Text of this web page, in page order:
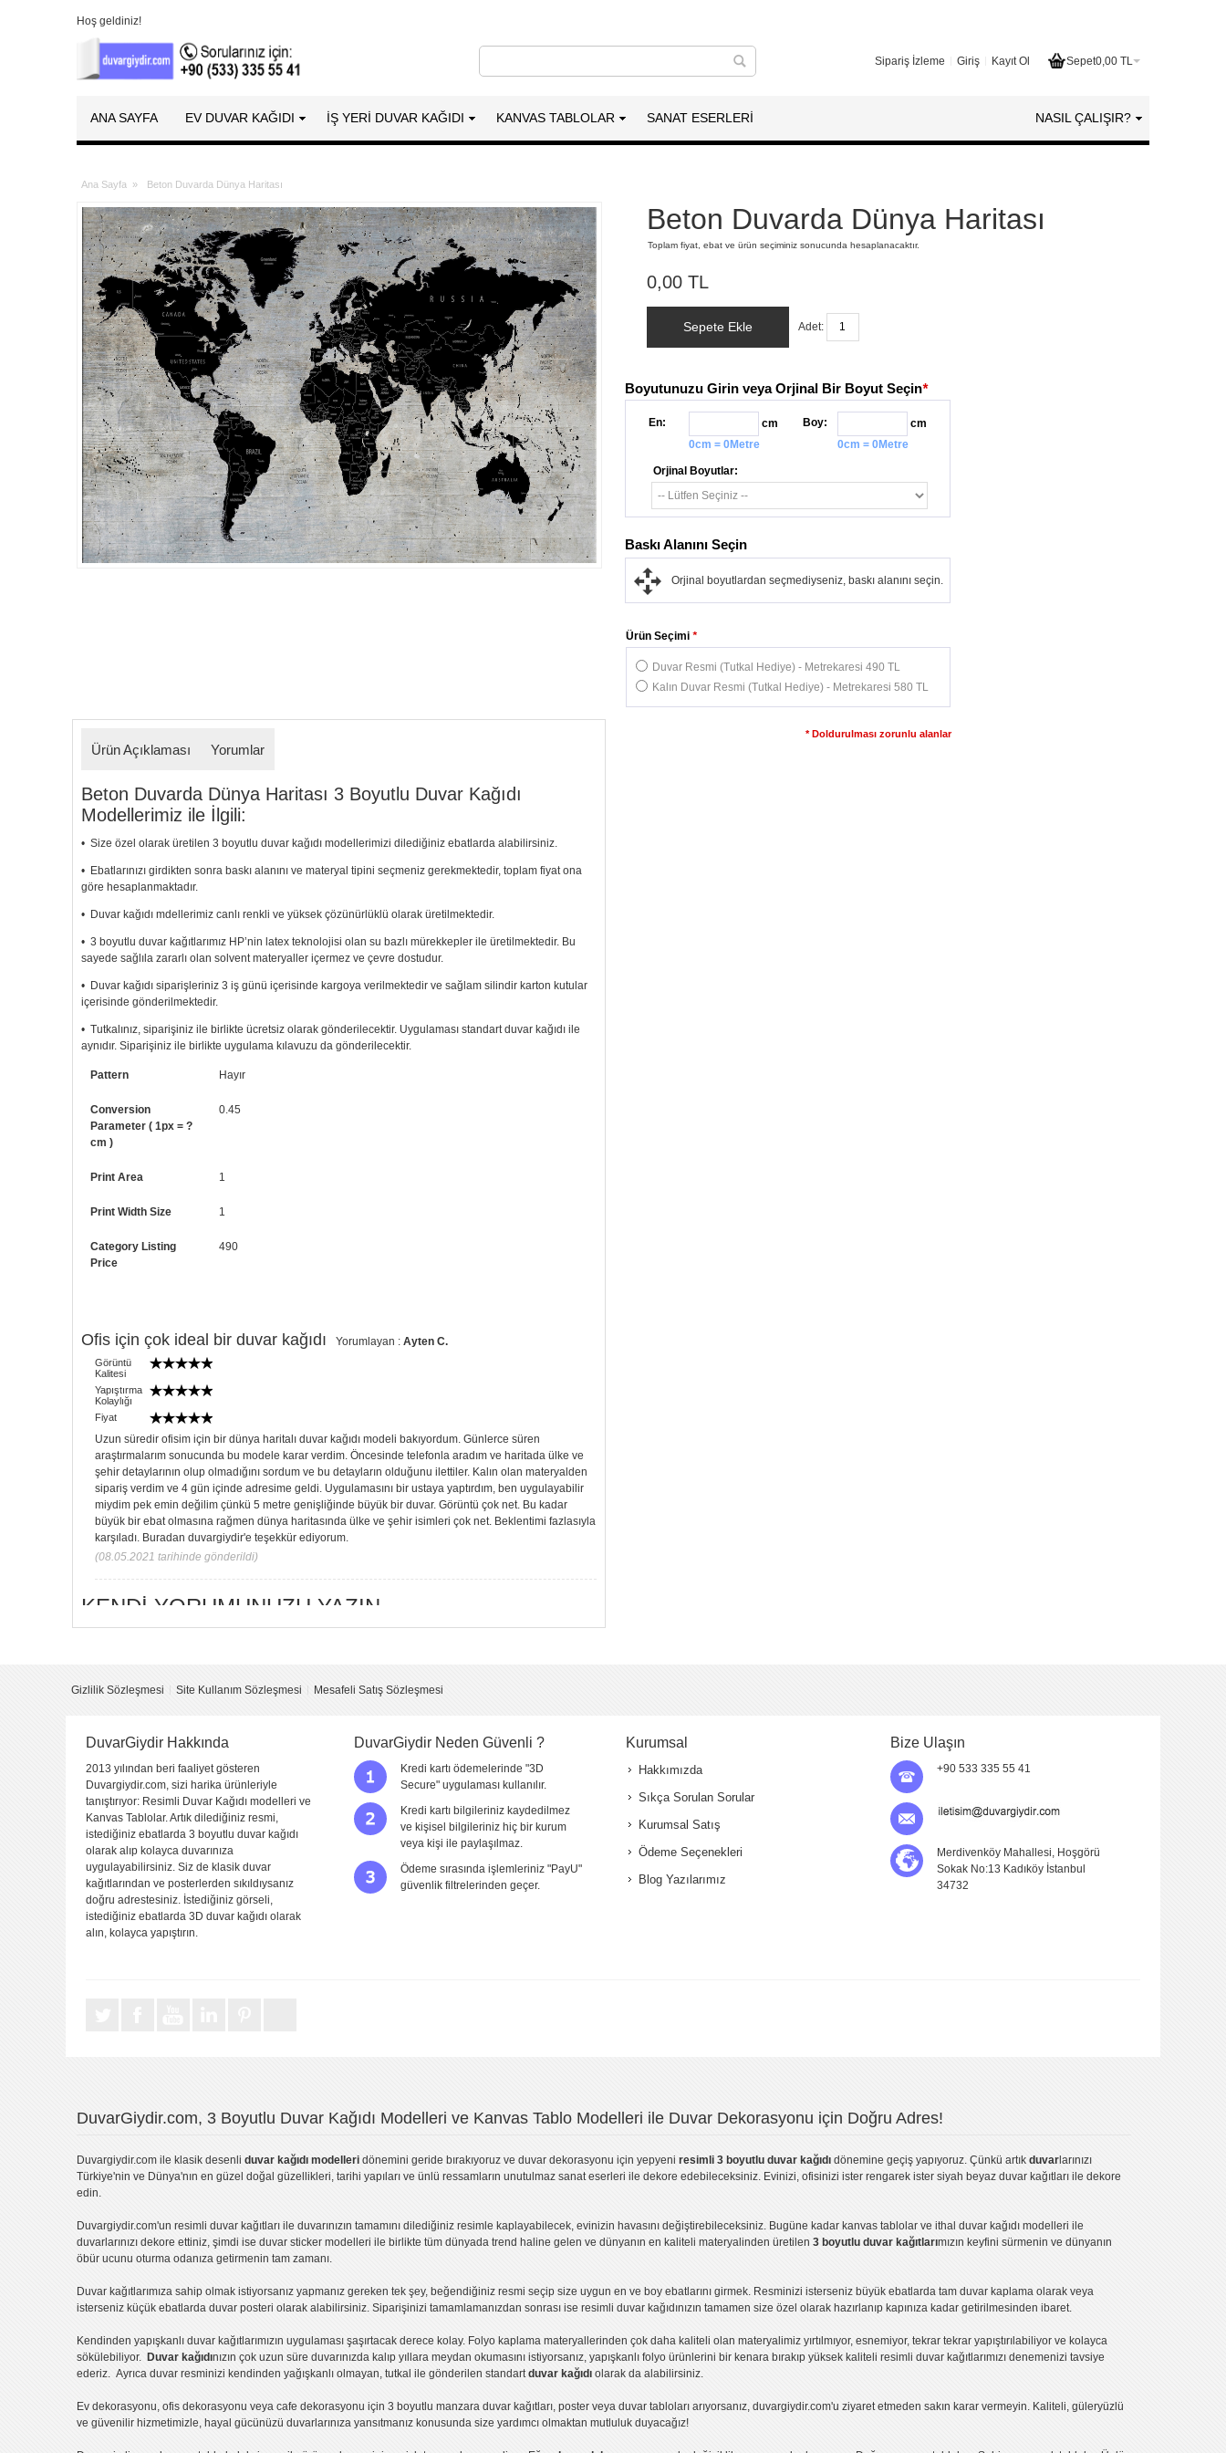
Hoş geldiniz!
Sepet0,00 TL
Sipariş İzleme Giriş Kayıt Ol
ANA SAYFA EV DUVAR KAĞIDI İŞ YERİ DUVAR KAĞIDI KANVAS TABLOLAR SANAT ESERLERI NASIL ÇALIŞIR?
Ana Sayfa » Beton Duvarda Dünya Haritası
Beton Duvarda Dünya Haritası
Toplam fiyat, ebat ve ürün seçiminiz sonucunda hesaplanacaktır.
0,00 TL
Sepete Ekle Adet:
Boyutunuzu Girin veya Orjinal Bir Boyut Seçin*
En:
cm
0cm = 0Metre
Boy:
cm
0cm = 0Metre
Orjinal Boyutlar:
*
Ürün Seçimi
Duvar Resmi (Tutkal Hediye) - Metrekaresi 490 TL
Kalın Duvar Resmi (Tutkal Hediye) - Metrekaresi 580 TL
* Doldurulması zorunlu alanlar
Baskı Alanını Seçin
Orjinal boyutlardan seçmediyseniz, baskı alanını seçin.
Ürün Açıklaması Yorumlar
Beton Duvarda Dünya Haritası 3 Boyutlu Duvar Kağıdı
Modellerimiz ile İlgili:
• Size özel olarak üretilen 3 boyutlu duvar kağıdı modellerimizi dilediğiniz ebatlarda alabilirsiniz.
• Ebatlarınızı girdikten sonra baskı alanını ve materyal tipini seçmeniz gerekmektedir, toplam fiyat ona
göre hesaplanmaktadır.
• Duvar kağıdı mdellerimiz canlı renkli ve yüksek çözünürlüklü olarak üretilmektedir.
• 3 boyutlu duvar kağıtlarımız HP’nin latex teknolojisi olan su bazlı mürekkepler ile üretilmektedir. Bu
sayede sağlıla zararlı olan solvent materyaller içermez ve çevre dostudur.
• Duvar kağıdı siparişleriniz 3 iş günü içerisinde kargoya verilmektedir ve sağlam silindir karton kutular
içerisinde gönderilmektedir.
• Tutkalınız, siparişiniz ile birlikte ücretsiz olarak gönderilecektir. Uygulaması standart duvar kağıdı ile
aynıdır. Siparişiniz ile birlikte uygulama kılavuzu da gönderilecektir.
• Resimli duvar kağıdı modelinizi siyah beyaz renklerde istiyorsanız bizi arayıp talebinizi iletebilirsiniz.
Pattern Hayır
Conversion
Parameter ( 1px = ?
cm )
0.45
Print Area 1
Print Width Size 1
Category Listing
Price
490
Ofis için çok ideal bir duvar kağıdı Yorumlayan :Ayten C.
Görüntü
Kalitesi
Yapıştırma
Kolaylığı
Fiyat
Uzun süredir ofisim için bir dünya haritalı duvar kağıdı modeli bakıyordum. Günlerce süren
araştırmalarım sonucunda bu modele karar verdim. Öncesinde telefonla aradım ve haritada ülke ve
şehir detaylarının olup olmadığını sordum ve bu detayların olduğunu ilettiler. Kalın olan materyalden
sipariş verdim ve 4 gün içinde adresime geldi. Uygulamasını bir ustaya yaptırdım, ben uygulayabilir
miydim pek emin değilim çünkü 5 metre genişliğinde büyük bir duvar. Görüntü çok net. Bu kadar
büyük bir ebat olmasına rağmen dünya haritasında ülke ve şehir isimleri çok net. Beklentimi fazlasıyla
karşıladı. Buradan duvargiydir'e teşekkür ediyorum.
(08.05.2021 tarihinde gönderildi)
KENDI YORUMUNUZU YAZIN
Yapıştırma
Kolaylığı
Fiyat
Sitede Görünecek İsim
Yorumunuzun Başlığı
Yorum
Gizlilik Sözleşmesi Site Kullanım Sözleşmesi Mesafeli Satış Sözleşmesi
DuvarGiydir Hakkında
2013 yılından beri faaliyet gösteren
Duvargiydir.com, sizi harika ürünleriyle
tanıştırıyor: Resimli Duvar Kağıdı modelleri ve
Kanvas Tablolar. Artık dilediğiniz resmi,
istediğiniz ebatlarda 3 boyutlu duvar kağıdı
olarak alıp kolayca duvarınıza
uygulayabilirsiniz. Siz de klasik duvar
kağıtlarından ve posterlerden sıkıldıysanız
doğru adrestesiniz. İstediğiniz görseli,
istediğiniz ebatlarda 3D duvar kağıdı olarak
alın, kolayca yapıştırın.
DuvarGiydir Neden Güvenli ?
Kredi kartı ödemelerinde "3D
Secure" uygulaması kullanılır.
Kredi kartı bilgileriniz kaydedilmez
ve kişisel bilgileriniz hiç bir kurum
veya kişi ile paylaşılmaz.
Ödeme sırasında işlemleriniz "PayU"
güvenlik filtrelerinden geçer.
Kurumsal
Hakkımızda
Sıkça Sorulan Sorular
Kurumsal Satış
Ödeme Seçenekleri
Blog Yazılarımız
Bize Ulaşın
+90 533 335 55 41
Merdivenköy Mahallesi, Hoşgörü
Sokak No:13 Kadıköy İstanbul
34732
DuvarGiydir.com, 3 Boyutlu Duvar Kağıdı Modelleri ve Kanvas Tablo Modelleri ile Duvar Dekorasyonu için Doğru Adres!
Duvargiydir.com ile klasik desenli duvar kağıdı modelleri dönemini geride bırakıyoruz ve duvar dekorasyonu için yepyeni resimli 3 boyutlu duvar kağıdı dönemine geçiş yapıyoruz. Çünkü artık duvar larınızı
Türkiye'nin ve Dünya'nın en güzel doğal güzellikleri, tarihi yapıları ve ünlü ressamların unutulmaz sanat eserleri ile dekore edebileceksiniz. Evinizi, ofisinizi ister rengarek ister siyah beyaz duvar kağıtları ile dekore
edin.
Duvargiydir.com'un resimli duvar kağıtları ile duvarınızın tamamını dilediğiniz resimle kaplayabilecek, evinizin havasını değiştirebileceksiniz. Bugüne kadar kanvas tablo lar ve ithal duvar kağıdı modelleri ile
duvarlarınızı dekore ettiniz, şimdi ise duvar sticker modelleri ile birlikte tüm dünyada trend haline gelen ve dünyanın en kaliteli materyalinden üretilen 3 boyutlu duvar kağıtlarımızın keyfini sürmenin ve dünyanın
öbür ucunu oturma odanıza getirmenin tam zamanı.
Duvar kağıtlarımıza sahip olmak istiyorsanız yapmanız gereken tek şey, beğendiğiniz resmi seçip size uygun en ve boy ebatlarını girmek. Resminizi isterseniz büyük ebatlarda tam duvar kaplama olarak veya
isterseniz küçük ebatlarda duvar posteri olarak alabilirsiniz. Siparişinizi tamamlamanızdan sonrası ise resimli duvar kağıdınızın tamamen size özel olarak hazırlanıp kapınıza kadar getirilmesinden ibaret.
Kendinden yapışkanlı duvar kağıtlarımızın uygulaması şaşırtacak derece kolay. Folyo kaplama materyallerinden çok daha kaliteli olan materyalimiz yırtılmıyor, esnemiyor, tekrar tekrar yapıştırılabiliyor ve kolayca
sökülebiliyor. Duvar kağıdınızın çok uzun süre duvarınızda kalıp yıllara meydan okumasını istiyorsanız, yapışkanlı folyo ürünlerini bir kenara bırakıp yüksek kaliteli resimli duvar kağıtlarımızı denemenizi tavsiye
ederiz. Ayrıca duvar resminizi kendinden yağışkanlı olmayan, tutkal ile gönderilen standartduvar kağıdı olarak da alabilirsiniz.
Ev dekorasyonu, ofis dekorasyonu veya cafe dekorasyonu için 3 boyutlu manzara duvar kağıtları, poster veya duvar tabloları arıyorsanız, duvargiydir.com'u ziyaret etmeden sakın karar vermeyin. Kaliteli, güleryüzlü
ve güvenilir hizmetimizle, hayal gücünüzü duvarlarınıza yansıtmanız konusunda size yardımcı olmaktan mutluluk duyacağız!